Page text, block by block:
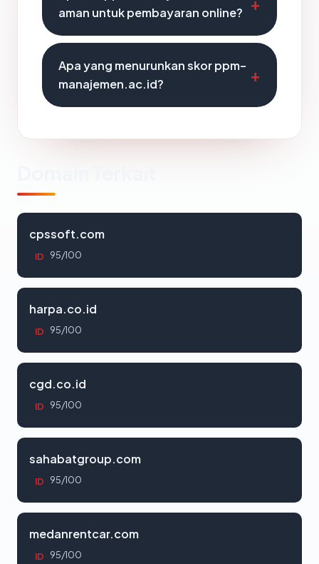
aman untuk pembayaran online?
Apa yang menurunkan skor ppm-
manajemen.ac.id?
cpssoft.com
ID 95/100
harpa.co.id
ID 95/100
cgd.co.id
ID 95/100
sahabatgroup.com
ID 95/100
medanrentcar.com
ID 95/100